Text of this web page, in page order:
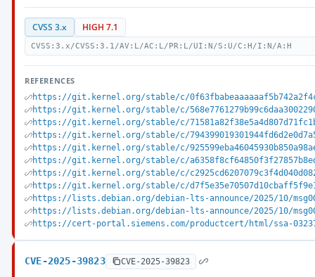
CVSS 3.x HIGH 7.1
CVSS:3.x/CVSS:3.1/AV:L/AC:L/PR:L/UI:N/S:U/C:H/I:N/A:H
REFERENCES
https://git.kernel.org/stable/c/
https://git.kernel.org/stable/c/
https://git.kernel.org/stable/c/
https://git.kernel.org/stable/c/
https://git.kernel.org/stable/c/
https://git.kernel.org/stable/c/
https://git.kernel.org/stable/c/
https://git.kernel.org/stable/c/
https://lists.debian.org/debian-lts-announce/2025/10/
https://lists.debian.org/debian-lts-announce/2025/10/
https://cert-portal.siemens.com/productcert/html/ssa-
CVE-2025-39823 CVE-2025-39823